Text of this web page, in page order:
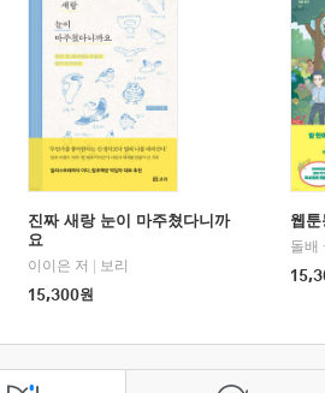
진짜 새랑 눈이 마주쳤다니까
요
이이은 저
보리
15,300원
웹
돌배